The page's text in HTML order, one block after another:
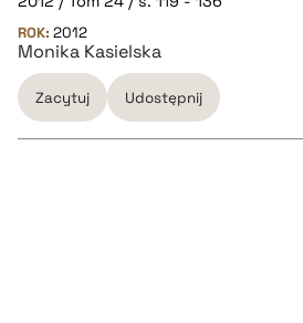
ROK: 2012
Monika Kasielska
Zacytuj Udostępnij